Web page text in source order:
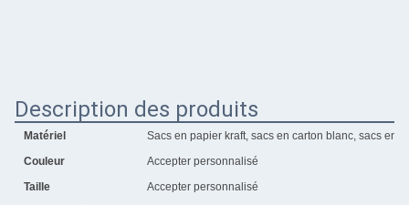
Description des produits
Matériel
Sacs en papier kraft, sacs en carton blanc, sacs en
Couleur
Accepter personnalisé
Taille
Accepter personnalisé